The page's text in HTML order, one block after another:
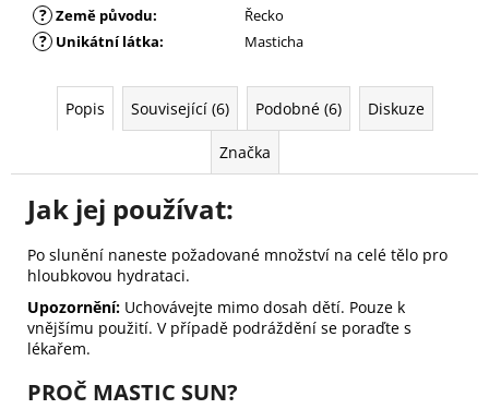
? Země původu: Řecko
? Unikátní látka: Masticha
Popis Související (6) Podobné (6) Diskuze
Značka
Jak jej používat:
Po slunění naneste požadované množství na celé tělo pro
hloubkovou hydrataci.
Upozornění: Uchovávejte mimo dosah dětí. Pouze k
vnějšímu použití. V případě podráždění se poraďte s
lékařem.
PROČ MASTIC SUN?